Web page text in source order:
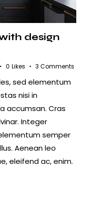
design
0 Likes 3 Comments
sed elementum
nisi in
accumsan. Cras
Integer
semper
Aenean leo
eleifend ac, enim.